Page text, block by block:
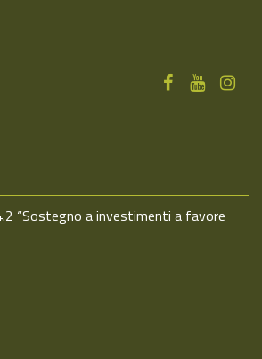
“Sostegno a investimenti a favore